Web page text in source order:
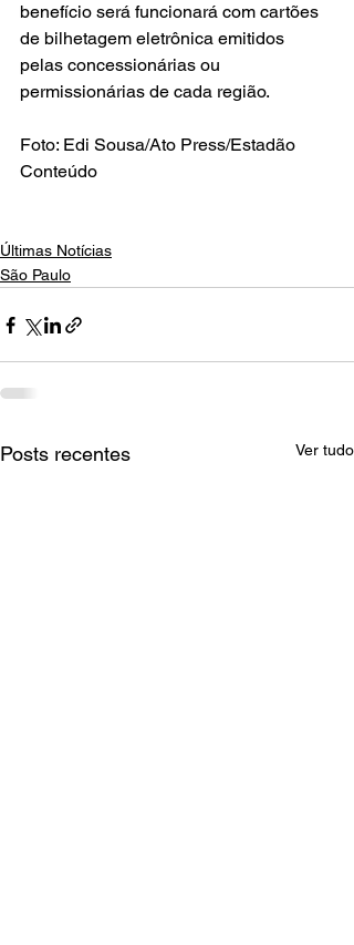
benefício será funcionará com cartões
de bilhetagem eletrônica emitidos
pelas concessionárias ou
permissionárias de cada região.
Foto: Edi Sousa/Ato Press/Estadão
Conteúdo
Últimas Notícias
São Paulo
Posts recentes Ver tudo